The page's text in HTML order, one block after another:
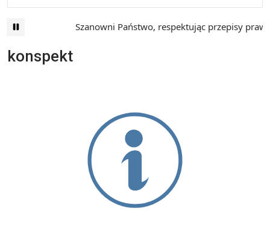
Szanowni Państwo, respektując przepisy prawa
konspekt